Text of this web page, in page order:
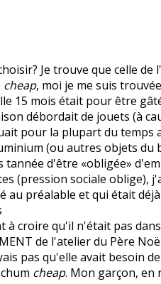
Je trouve que celle
cheap, moi je me suis
15 mois était pour être
débordait de jouets (à
pour la plupart du temps
(ou autres objets du
tannée d'être «obligée»
(pression sociale oblige),
au préalable et qui était
à croire qu'il n'était pas
de l'atelier du Père
pas qu'elle avait besoin
cheap. Mon garçon, en